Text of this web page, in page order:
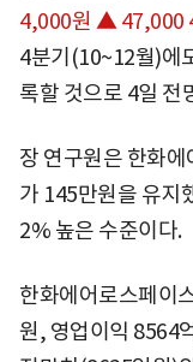
4,000원 ▲ 47,000
4분기(10~12월)에
록할 것으로 4일 전
장 연구원은 한화
가 145만원을 유지
2% 높은 수준이다.
한화에어로스페이
원, 영업이익 8564